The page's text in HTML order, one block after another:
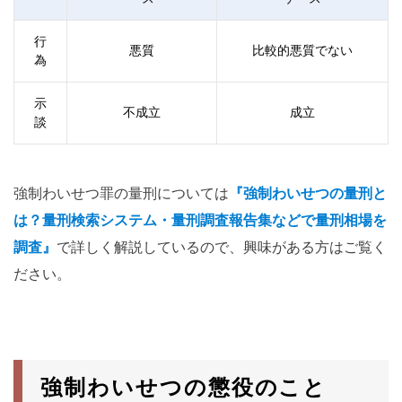
行
為
悪質 比較的悪質でない
示
談
不成立 成立
強制わいせつ罪の量刑については 『強制わいせつの量刑と
は？量刑検索システム・量刑調査報告集などで量刑相場を
調査』 で詳しく解説しているので、興味がある方はご覧く
ださい。
強制わいせつの懲役のこと